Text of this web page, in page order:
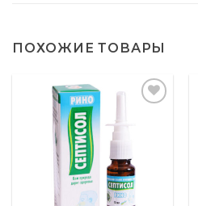
ПОХОЖИЕ ТОВАРЫ